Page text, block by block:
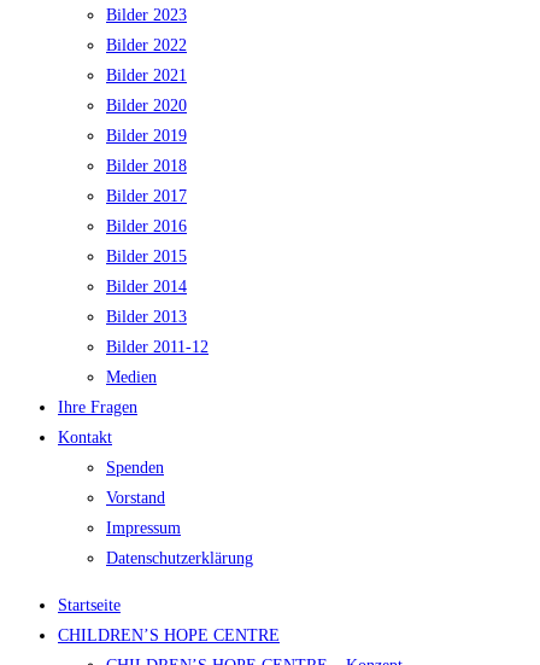
Bilder 2023
Bilder 2022
Bilder 2021
Bilder 2020
Bilder 2019
Bilder 2018
Bilder 2017
Bilder 2016
Bilder 2015
Bilder 2014
Bilder 2013
Bilder 2011-12
Medien
Ihre Fragen
Kontakt
Spenden
Vorstand
Impressum
Datenschutzerklärung
Startseite
CHILDREN’S HOPE CENTRE